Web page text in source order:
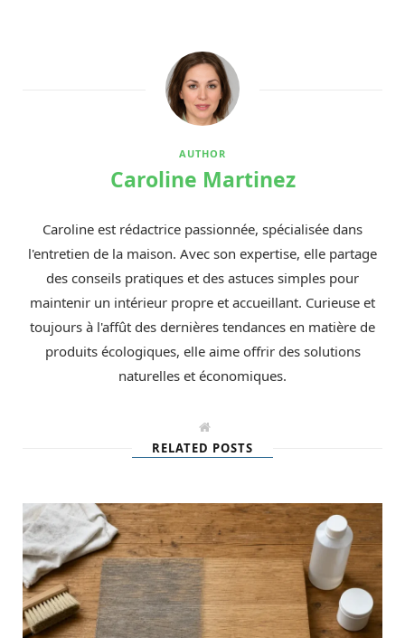
AUTHOR
Caroline Martinez
Caroline est rédactrice passionnée, spécialisée dans
l'entretien de la maison. Avec son expertise, elle partage
des conseils pratiques et des astuces simples pour
maintenir un intérieur propre et accueillant. Curieuse et
toujours à l'affût des dernières tendances en matière de
produits écologiques, elle aime offrir des solutions
naturelles et économiques.
W
b
e
RELATED POSTS